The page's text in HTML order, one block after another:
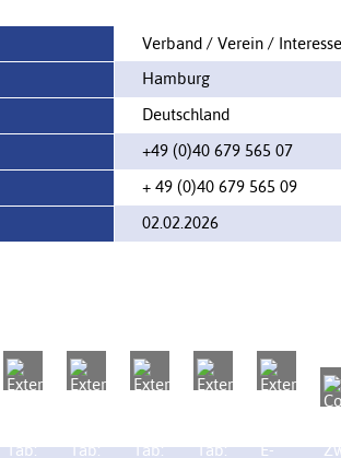
Verband / Verein /
Hamburg
Deutschland
+49 (0)40 679 565 07
+ 49 (0)40 679 565 09
02.02.2026